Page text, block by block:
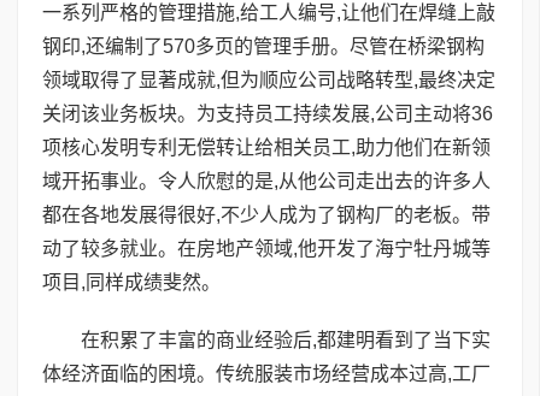
一系列严格的管理措施,给工人编号,让他们在焊缝上敲
钢印,还编制了570多页的管理手册。尽管在桥梁钢构
领域取得了显著成就,但为顺应公司战略转型,最终决定
关闭该业务板块。为支持员工持续发展,公司主动将36
项核心发明专利无偿转让给相关员工,助力他们在新领
域开拓事业。令人欣慰的是,从他公司走出去的许多人
都在各地发展得很好,不少人成为了钢构厂的老板。带
动了较多就业。在房地产领域,他开发了海宁牡丹城等
项目,同样成绩斐然。
在积累了丰富的商业经验后,都建明看到了当下实
体经济面临的困境。传统服装市场经营成本过高,工厂